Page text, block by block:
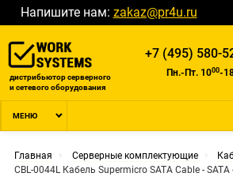
Напишите нам: zakaz@pr4u.ru
дистрибьютор серверного
и сетевого оборудования
+7 (495) 580-
Пн.-Пт. 1000-
МЕНЮ
Главная Серверные комплектующие
CBL-0044L Кабель Supermicro SATA Cable - SATA